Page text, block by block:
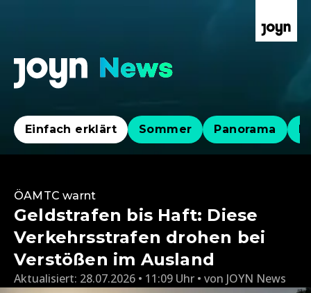
Einfach erklärt Sommer Panorama
ÖAMTC warnt
Geldstrafen bis Haft: Diese
Verkehrsstrafen drohen bei
Verstößen im Ausland
Aktualisiert: 28.07.2026 • 11:09 Uhr von JOYN News